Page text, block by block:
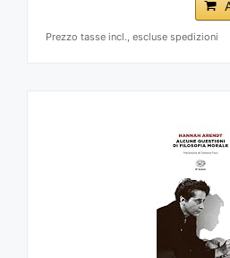
Prezzo tasse incl., escluse spedizioni